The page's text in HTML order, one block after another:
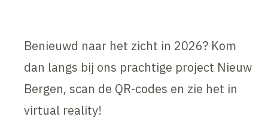
Benieuwd naar het zicht in 2026? Kom
dan langs bij ons prachtige project Nieuw
Bergen, scan de QR-codes en zie het in
virtual reality!